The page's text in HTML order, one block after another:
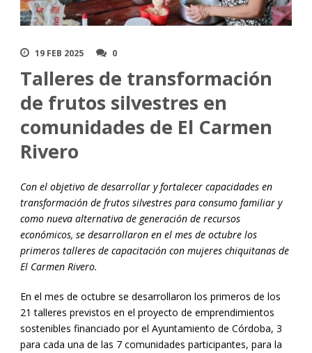
19 FEB 2025 0
Talleres de transformación
de frutos silvestres en
comunidades de El Carmen
Rivero
Con el objetivo de desarrollar y fortalecer capacidades en
transformación de frutos silvestres para consumo familiar y
como nueva alternativa de generación de recursos
económicos, se desarrollaron en el mes de octubre los
primeros talleres de capacitación con mujeres chiquitanas de
El Carmen Rivero.
En el mes de octubre se desarrollaron los primeros de los
21 talleres previstos en el proyecto de emprendimientos
sostenibles financiado por el Ayuntamiento de Córdoba, 3
para cada una de las 7 comunidades participantes, para la